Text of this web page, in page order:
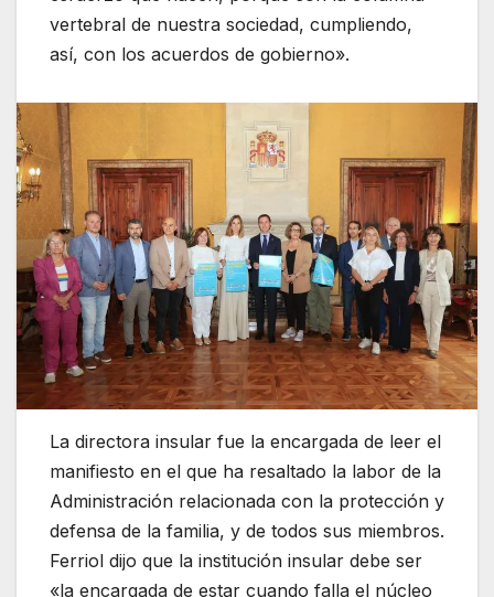
vertebral de nuestra sociedad, cumpliendo,
así, con los acuerdos de gobierno».
La directora insular fue la encargada de leer el
manifiesto en el que ha resaltado la labor de la
Administración relacionada con la protección y
defensa de la familia, y de todos sus miembros.
Ferriol dijo que la institución insular debe ser
«la encargada de estar cuando falla el núcleo